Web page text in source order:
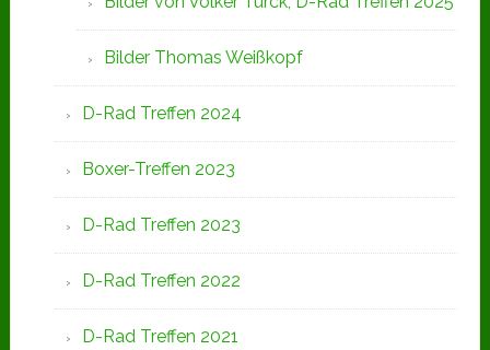
Bilder Thomas Weißkopf
D-Rad Treffen 2024
Boxer-Treffen 2023
D-Rad Treffen 2023
D-Rad Treffen 2022
D-Rad Treffen 2021